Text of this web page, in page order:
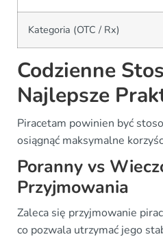
Kategoria (OTC / Rx)
Codzienne
Najlepsze
Piracetam powinien być
osiągnąć maksymalne
Poranny vs
Przyjmowania
Zaleca się przyjmowanie
co pozwala utrzymać jego